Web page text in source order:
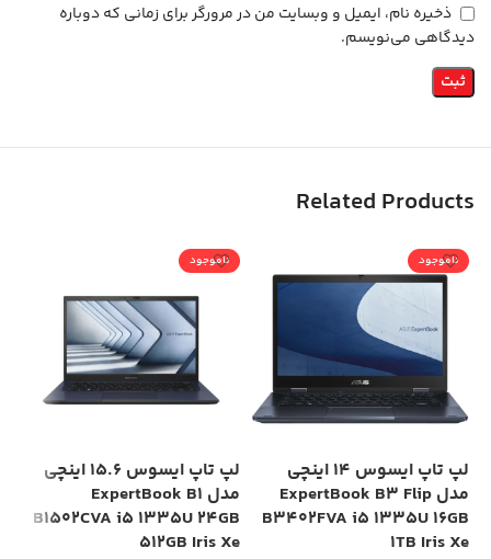
ذخیره نام، ایمیل و وبسایت من در مرورگر برای زمانی که دوباره
دیدگاهی می‌نویسم.
Related Products
ناموجود
لپ تاپ ایسوس 14 اینچی
مدل ExpertBook B3 Flip
B3402FVA i5 1335U 16GB
1TB Iris Xe
ناموجود
لپ تاپ ایسوس 15.6 اینچی
مدل ExpertBook B1
B1502CVA i5 1335U 24GB
512GB Iris Xe